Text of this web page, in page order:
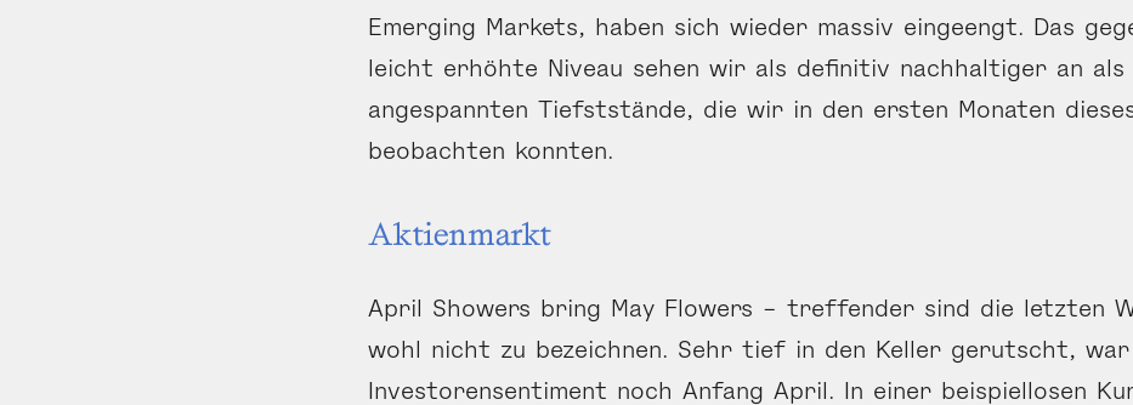
Emerging Markets, haben sich wieder massiv eingeengt. Das
leicht erhöhte Niveau sehen wir als definitiv nachhaltiger an als
angespannten Tiefststände, die wir in den ersten Monaten
beobachten konnten.
Aktienmarkt
April Showers bring May Flowers – treffender sind die letzten
wohl nicht zu bezeichnen. Sehr tief in den Keller gerutscht, war
Investorensentiment noch Anfang April. In einer beispiellosen